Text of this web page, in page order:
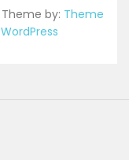
Theme by: Theme
WordPress